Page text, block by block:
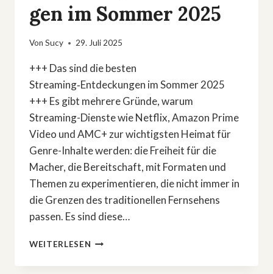
gen im Sommer 2025
Von Sucy 29. Juli 2025
+++ Das sind die besten
Streaming‑Entdeckungen im Sommer 2025
+++ Es gibt mehrere Gründe, warum
Streaming-Dienste wie Netflix, Amazon Prime
Video und AMC+ zur wichtigsten Heimat für
Genre-Inhalte werden: die Freiheit für die
Macher, die Bereitschaft, mit Formaten und
Themen zu experimentieren, die nicht immer in
die Grenzen des traditionellen Fernsehens
passen. Es sind diese…
WEITERLESEN ZWISCHEN
HORROR